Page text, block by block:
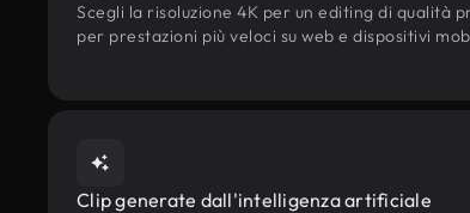
Scegli la risoluzione 4K per un editing di qualità
per prestazioni più veloci su web e dispositivi
Clip generate dall'intelligenza artificiale